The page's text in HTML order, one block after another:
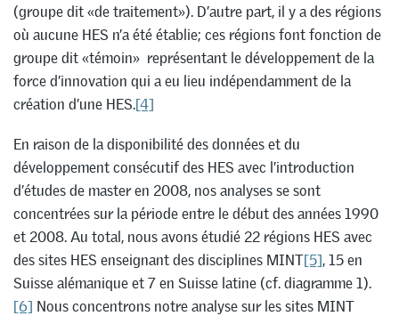
(groupe dit «de traitement»). D’autre part, il y a des régions
où aucune HES n’a été établie; ces régions font fonction de
groupe dit «témoin» représentant le développement de la
force d’innovation qui a eu lieu indépendamment de la
création d’une HES.[4]
En raison de la disponibilité des données et du
développement consécutif des HES avec l’introduction
d’études de master en 2008, nos analyses se sont
concentrées sur la période entre le début des années 1990
et 2008. Au total, nous avons étudié 22 régions HES avec
des sites HES enseignant des disciplines MINT[5], 15 en
Suisse alémanique et 7 en Suisse latine (cf. diagramme 1).
[6] Nous concentrons notre analyse sur les sites MINT